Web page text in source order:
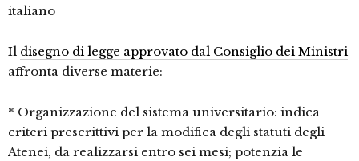
italiano
Il disegno di legge approvato dal Consiglio dei Ministri
affronta diverse materie:
* Organizzazione del sistema universitario: indica
criteri prescrittivi per la modifica degli statuti degli
Atenei, da realizzarsi entro sei mesi; potenzia le